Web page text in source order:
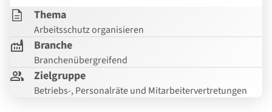
Thema
Arbeitsschutz organisieren
Branche
Branchenübergreifend
Zielgruppe
Betriebs-, Personalräte und Mitarbeitervertretungen